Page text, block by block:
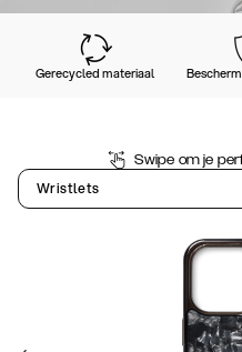
Gerecycled materiaal
Swipe om je
Wristlets